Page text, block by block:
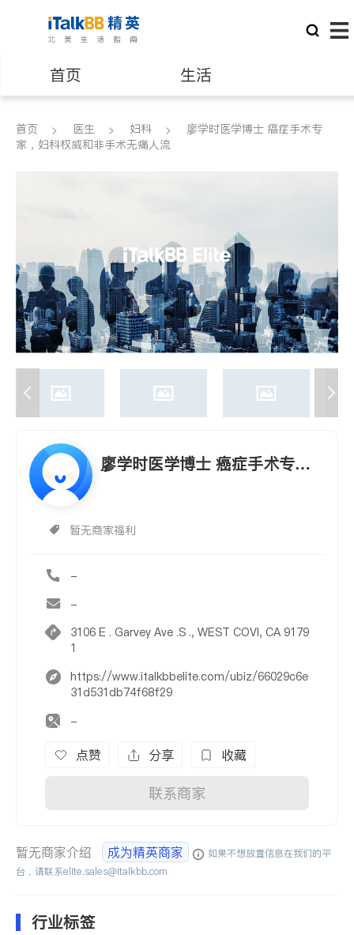
首页 生活
医生 律师
养老 非盈利组织
首页 医生 妇科
廖学时医学博士 癌症手术专
家，妇科权威和非手术无痛人流
廖学时医学博士 癌症手术专
暂无商家福利
-
-
3106 E . Garvey Ave .S ., WEST COVI, CA 9179
1
https://www.italkbbelite.com/ubiz/66029c6e
31d531db74f68f29
-
点赞 分享 收藏
联系商家
暂无商家介绍 成为精英商家
如果不想放置信息在我们的平
台，请联系elite.sales@italkbb.com
行业标签